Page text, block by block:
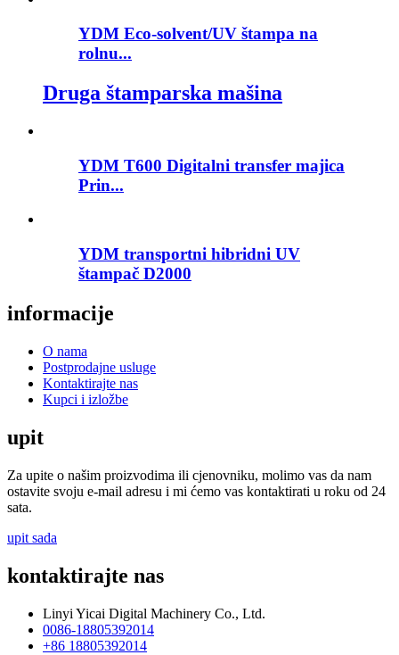
YDM Eco-solvent/UV štampa na
rolnu...
Druga štamparska mašina
YDM T600 Digitalni transfer majica
Prin...
YDM transportni hibridni UV
štampač D2000
informacije
O nama
Postprodajne usluge
Kontaktirajte nas
Kupci i izložbe
upit
Za upite o našim proizvodima ili cjenovniku, molimo vas da nam
ostavite svoju e-mail adresu i mi ćemo vas kontaktirati u roku od 24
sata.
upit sada
kontaktirajte nas
Linyi Yicai Digital Machinery Co., Ltd.
0086-18805392014
+86 18805392014